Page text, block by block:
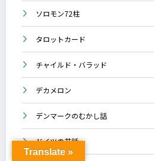
ソロモン72柱
タロットカード
チャイルド・バラッド
デカメロン
デンマークのむかし話
ドイツの昔話
Translate »